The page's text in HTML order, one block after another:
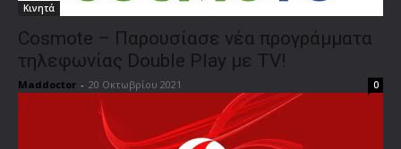
Κινητά
Cosmote – Παρουσίασε νέα προγράμματα
τηλεφωνίας Double Play με TV!
Maddoctor - 20 Οκτωβρίου 2021 0